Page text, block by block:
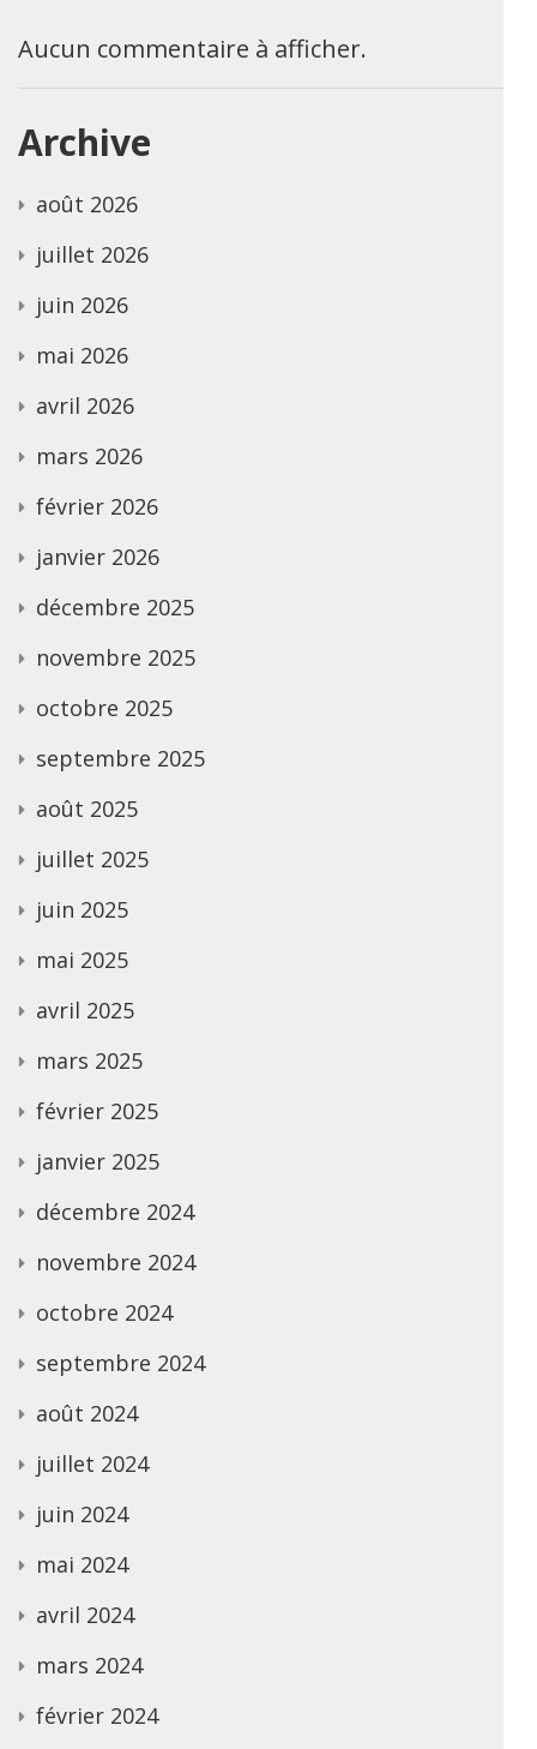
Aucun commentaire à afficher.
Archive
août 2026
juillet 2026
juin 2026
mai 2026
avril 2026
mars 2026
février 2026
janvier 2026
décembre 2025
novembre 2025
octobre 2025
septembre 2025
août 2025
juillet 2025
juin 2025
mai 2025
avril 2025
mars 2025
février 2025
janvier 2025
décembre 2024
novembre 2024
octobre 2024
septembre 2024
août 2024
juillet 2024
juin 2024
mai 2024
avril 2024
mars 2024
février 2024